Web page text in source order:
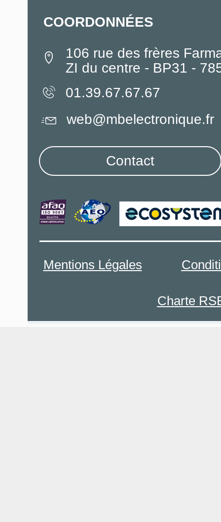
COORDONNÉES
106 rue des frères
ZI du centre - BP31 -
01.39.67.67.67
Mentions Légales
Charte
web@mbelectronique.fr
Contact